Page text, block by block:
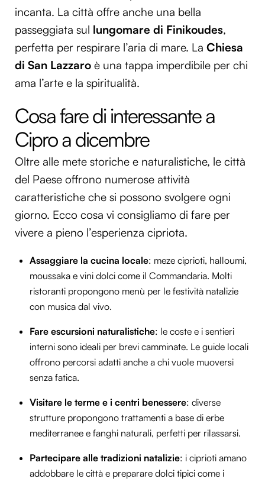
incanta. La città offre anche una bella
passeggiata sul lungomare di Finikoudes,
perfetta per respirare l’aria di mare. La Chiesa
di San Lazzaro è una tappa imperdibile per chi
ama l’arte e la spiritualità.
Cosa fare di interessante a
Cipro a dicembre
Oltre alle mete storiche e naturalistiche, le città
del Paese offrono numerose attività
caratteristiche che si possono svolgere ogni
giorno. Ecco cosa vi consigliamo di fare per
vivere a pieno l’esperienza cipriota.
Assaggiare la cucina locale: meze ciprioti, halloumi,
moussaka e vini dolci come il Commandaria. Molti
ristoranti propongono menù per le festività natalizie
con musica dal vivo.
Fare escursioni naturalistiche: le coste e i sentieri
interni sono ideali per brevi camminate. Le guide locali
offrono percorsi adatti anche a chi vuole muoversi
senza fatica.
Visitare le terme e i centri benessere: diverse
strutture propongono trattamenti a base di erbe
mediterranee e fanghi naturali, perfetti per rilassarsi.
Partecipare alle tradizioni natalizie: i ciprioti amano
addobbare le città e preparare dolci tipici come i